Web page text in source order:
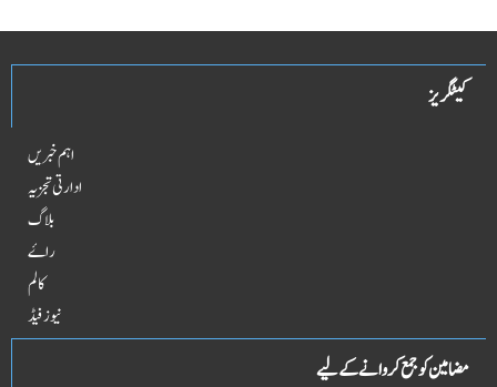
کیٹگریز
اہم خبریں
ادارتی تجزیہ
بلاگ
راۓ
کالم
نیوز فیڈ
مضامین کو جمع کروانے کے لیے